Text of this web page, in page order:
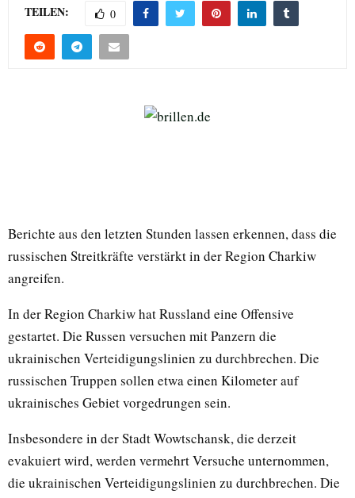
TEILEN: 0
Berichte aus den letzten Stunden lassen erkennen, dass die
russischen Streitkräfte verstärkt in der Region Charkiw
angreifen.
In der Region Charkiw hat Russland eine Offensive
gestartet. Die Russen versuchen mit Panzern die
ukrainischen Verteidigungslinien zu durchbrechen. Die
russischen Truppen sollen etwa einen Kilometer auf
ukrainisches Gebiet vorgedrungen sein.
Insbesondere in der Stadt Wowtschansk, die derzeit
evakuiert wird, werden vermehrt Versuche unternommen,
die ukrainischen Verteidigungslinien zu durchbrechen. Die